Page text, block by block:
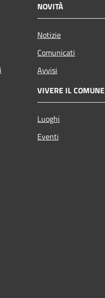
NOVITÀ
Notizie
Comunicati
Avvisi
VIVERE IL COMUNE
Luoghi
Eventi